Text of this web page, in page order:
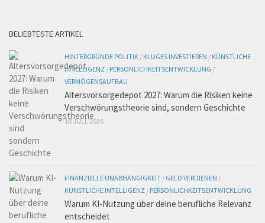
BELIEBTESTE ARTIKEL
HINTERGRÜNDE POLITIK / KLUGES INVESTIEREN / KÜNSTLICHE
INTELLIGENZ / PERSÖNLICHKEITSENTWICKLUNG /
VERMÖGENSAUFBAU
Altersvorsorgedepot 2027: Warum die Risiken keine
Verschwörungstheorie sind, sondern Geschichte
18 JULI, 2026
FINANZIELLE UNABHÄNGIGKEIT / GELD VERDIENEN /
KÜNSTLICHE INTELLIGENZ / PERSÖNLICHKEITSENTWICKLUNG
Warum KI-Nutzung über deine berufliche Relevanz
entscheidet